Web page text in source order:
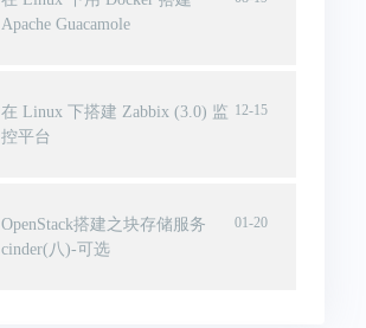
Apache Guacamole
12-15
在 Linux 下搭建 Zabbix (3.0) 监
控平台
01-20
OpenStack搭建之块存储服务
cinder(八)-可选